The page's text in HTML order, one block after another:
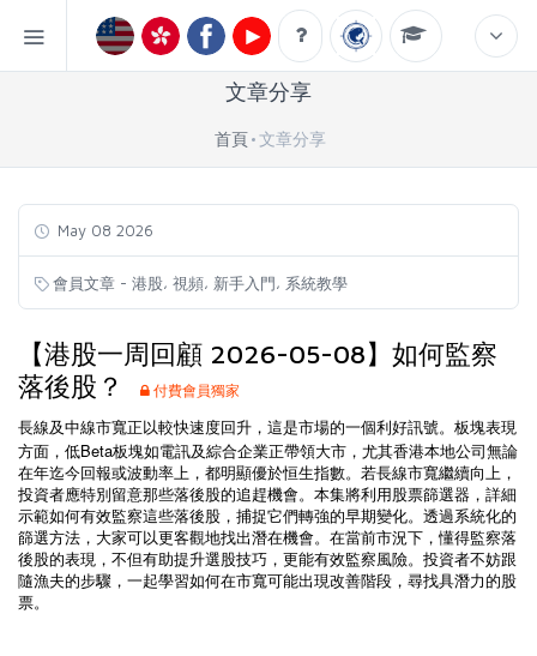
文章分享
首頁 文章分享
May 08 2026
會員文章 - 港股, 視頻, 新手入門, 系統教學
【港股一周回顧 2026-05-08】如何監察
落後股？
付費會員獨家
長線及中線市寬正以較快速度回升，這是市場的一個利好訊號。板塊表現
方面，低Beta板塊如電訊及綜合企業正帶領大市，尤其香港本地公司無論
在年迄今回報或波動率上，都明顯優於恒生指數。若長線市寬繼續向上，
投資者應特別留意那些落後股的追趕機會。本集將利用股票篩選器，詳細
示範如何有效監察這些落後股，捕捉它們轉強的早期變化。透過系統化的
篩選方法，大家可以更客觀地找出潛在機會。在當前市況下，懂得監察落
後股的表現，不但有助提升選股技巧，更能有效監察風險。投資者不妨跟
隨漁夫的步驟，一起學習如何在市寬可能出現改善階段，尋找具潛力的股
票。